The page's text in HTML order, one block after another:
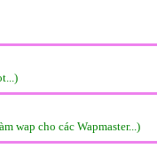
wap cho các Wapmaster...)